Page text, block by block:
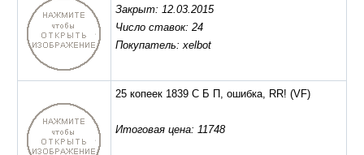
Закрыт: 12.03.2015
Число ставок: 24
Покупатель: xelbot
25 копеек 1839 С Б П, ошибка, RR! (VF)
Итоговая цена: 11748